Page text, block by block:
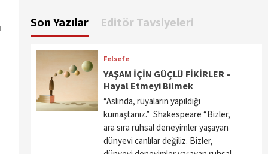
Son Yazılar Editör Tavsiyeleri
Felsefe
YAŞAM İÇİN GÜÇLÜ FİKİRLER –
Hayal Etmeyi Bilmek
“Aslında, rüyaların yapıldığı
kumaştanız.” Shakespeare “Bizler,
ara sıra ruhsal deneyimler yaşayan
dünyevi canlılar değiliz. Bizler,